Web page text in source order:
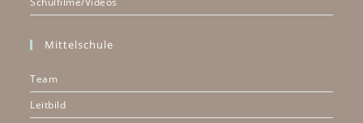
Mittelschule
Team
Leitbild